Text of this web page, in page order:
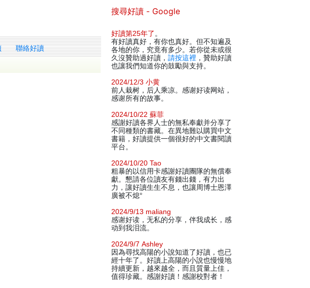
聯絡好讀
搜尋好讀 - Google
好讀第25年了 。
有好讀真好，有你也真好。但不知遍及
各地的你，究竟有多少。若你從未或很
久沒贊助過好讀， 請按這裡 ，贊助好讀
也讓我們知道你的鼓勵與支持。
2024/12/3 小黄
前人栽树，后人乘凉。感谢好读网站，
感谢所有的故事。
2024/10/22 蘇菲
感謝好讀各界人士的無私奉獻并分享了
不同種類的書藏。在異地難以購買中文
書籍，好讀提供一個很好的中文書閱讀
平台。
2024/10/20 Tao
粗暴的以信用卡感謝好讀團隊的無償奉
獻。懇請各位讀友有錢出錢，有力出
力，讓好讀生生不息，也讓周博士恩澤
廣被不熄°
2024/9/13 maliang
感谢好读，无私的分享，伴我成长，感
动到我泪流。
2024/9/7 Ashley
因為尋找高陽的小說知道了好讀，也已
經十年了。好讀上高陽的小說也慢慢地
持續更新，越來越全，而且質量上佳，
值得珍藏。感謝好讀！感謝校對者！